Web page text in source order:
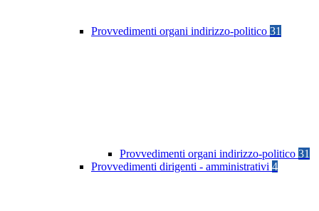
Provvedimenti organi indirizzo-politico 31
Provvedimenti organi indirizzo-politico 31
Provvedimenti dirigenti - amministrativi 4